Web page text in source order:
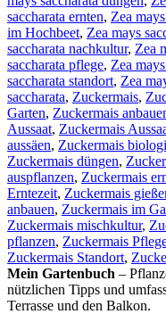
saccharata ernten, Zea
im Hochbeet, Zea mays
saccharata nachkultur, Zea
saccharata pflege, Zea
saccharata standort, Zea
saccharata, Zuckermais,
Garten, Zuckermais
Aussaat, Zuckermais
aussäen, Zuckermais
Zuckermais düngen,
auspflanzen, Zuckermais
Erntezeit, Zuckermais
anbauen, Zuckermais im
Zuckermais mischkultur,
pflanzen, Zuckermais
Zuckermais Standort,
Mein Gartenbuch –
nützlichen Tipps und
Terrasse und den Balkon.